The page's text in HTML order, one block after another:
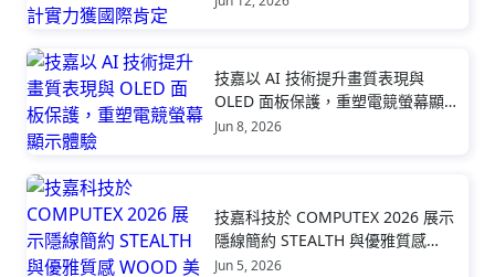
技嘉以 AI 技術提升畫質表現與
OLED 面板保護，重塑電競螢幕顯
示體驗
Jun 8, 2026
技嘉科技於 COMPUTEX 2026 展示
隱線簡約 STEALTH 與優雅質感
WOOD 美學主機
Jun 5, 2026